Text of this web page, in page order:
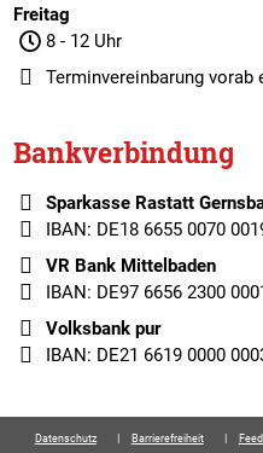
Freitag
8 - 12 Uhr
Terminvereinbarungvorab
Bankverbindung
Sparkasse Rastatt
IBAN: DE18 6655 0070
VR Bank Mittelbaden
IBAN: DE97 6656 2300
Volksbank pur
IBAN: DE21 6619 0000
Datenschutz Barrierefreiheit